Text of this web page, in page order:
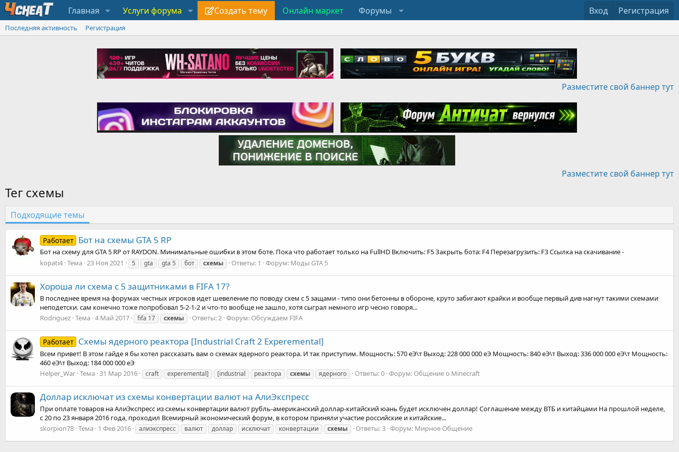
Главная Услуги форума Создать тему Онлайн маркет Форумы Вход Регистрация
Последняя активность Регистрация
Разместите свой баннер тут
Разместите свой баннер тут
Тег схемы
Подходящие темы
Работает Бот на схемы GTA 5 RP
Бот на схему для GTA 5 RP от RAYDON. Минимальные ошибки в этом боте. Пока что работает только на FullHD Включить: F5 Закрыть бота: F4 Перезагрузить: F3 Ссылка на скачивание -
kopati4 Тема 23 Ноя 2021 5 gta gta 5 бот схемы Ответы: 1 Форум: Моды GTA 5
Хороша ли схема с 5 защитниками в FIFA 17?
В последнее время на форумах честных игроков идет шевеление по поводу схем с 5 защами - типо они бетонны в обороне, круто забигают крайки и вообще первый див нагнут такими схемами
неподетски. сам конечно тоже попробовал 5-2-1-2 и что-то вообще не зашло, хотя сыграл немного игр чесно говоря...
Rodriguez Тема 4 Май 2017 fifa 17 схемы Ответы: 2 Форум: Обсуждаем FIFA
Работает Схемы ядерного реактора [Industrial Craft 2 Experemental]
Всем привет! В этом гайде я бы хотел рассказать вам о схемах ядерного реактора. И так приступим. Мощность: 570 еЭ\т Выход: 228 000 000 еЭ Мощность: 840 еЭ\т Выход: 336 000 000 еЭ\т Мощность:
460 еЭ\т Выход: 184 000 000 еЭ
Helper_War Тема 31 Мар 2016 craft experemental] [industrial реактора схемы ядерного Ответы: 0 Форум: Общение о Minecraft
Доллар исключат из схемы конвертации валют на АлиЭкспресс
При оплате товаров на АлиЭкспресс из схемы конвертации валют рубль-американский доллар-китайский юань будет исключен доллар! Соглашение между ВТБ и китайцами На прошлой неделе,
с 20 по 23 января 2016 года, проходил Всемирный экономический форум, в котором приняли участие российские и китайские...
skorpion78 Тема 1 Фев 2016 алиэкспресс валют доллар исключат конвертации схемы Ответы: 3 Форум: Мирное Общение